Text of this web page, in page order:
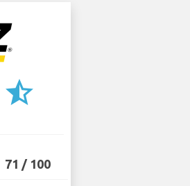
star_half
71 / 100